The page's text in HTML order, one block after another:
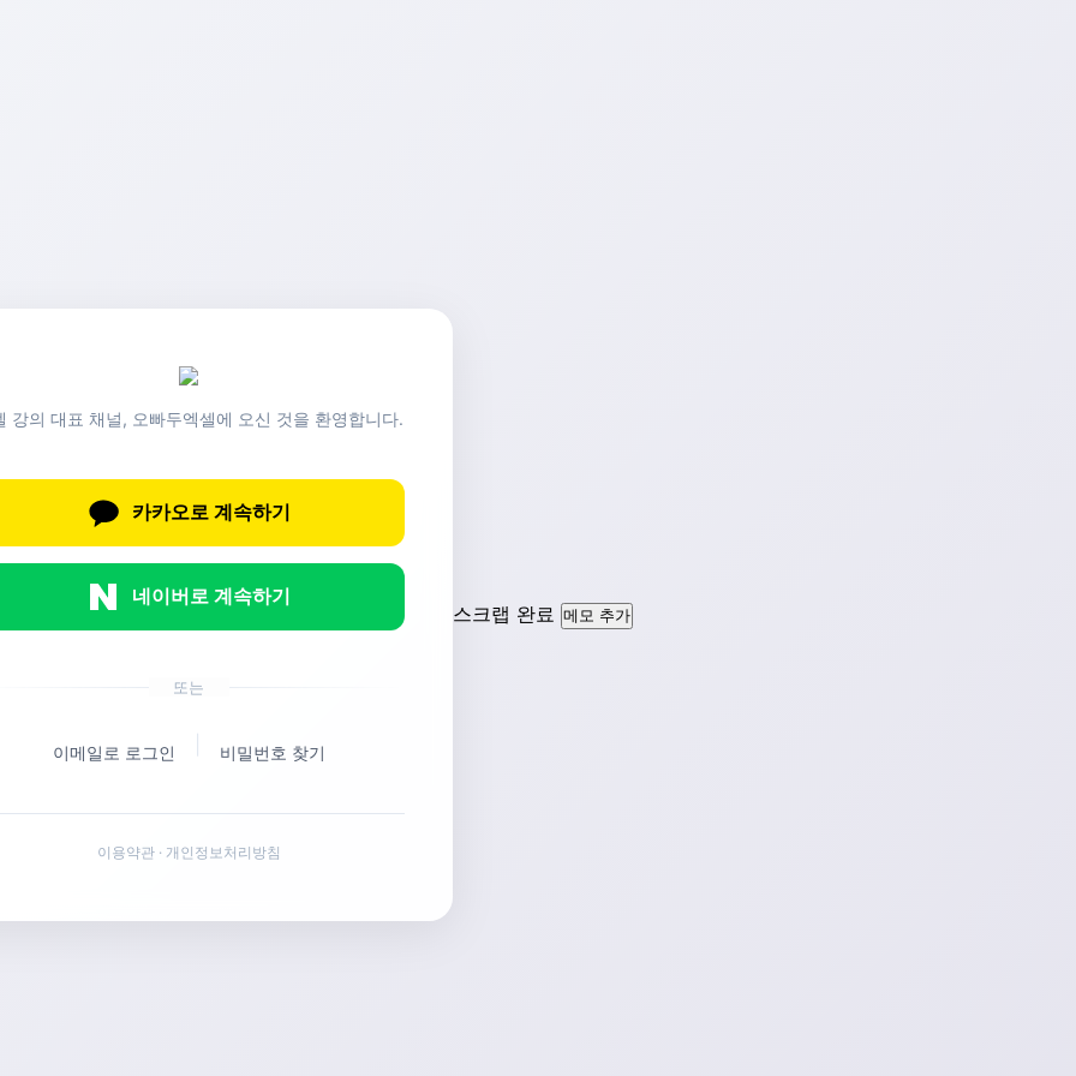
강의 대표 채널, 오빠두엑셀에 오신 것을 환영합니다.
카카오로 계속하기
네이버로 계속하기
또는
이메일로 로그인 비밀번호 찾기
이용약관· 개인정보처리방침
스크랩 완료 메모 추가